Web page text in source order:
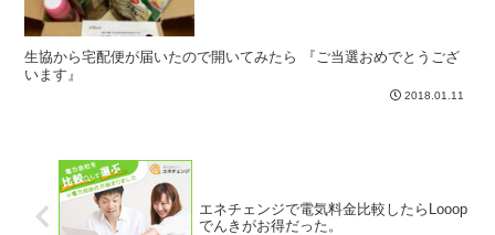
生協から宅配便が届いたので開いてみたら 『ご当選おめでとうござ
います』
2018.01.11
エネチェンジで電気料金比較したらLooop
でんきがお得だった。